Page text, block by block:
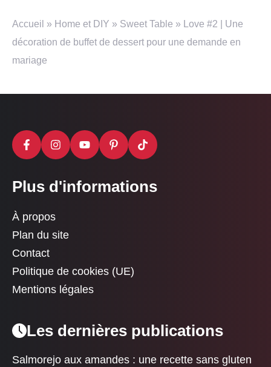
Accueil » Home et DIY » Sweet Table »
Love #2 | Une
décoration de buffet de dessert pour une demande en
mariage
Plus d'informations
À propos
Plan du site
Contact
Politique de cookies (UE)
Mentions légales
Les dernières publications
Salmorejo aux amandes : une recette sans gluten